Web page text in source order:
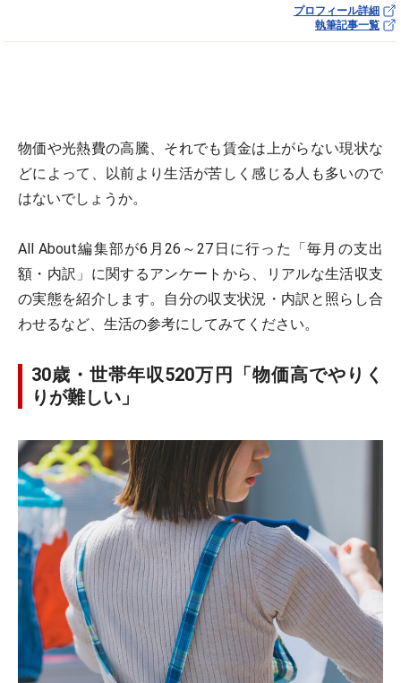
プロフィール詳細
執筆記事一覧
物価や光熱費の高騰、それでも賃金は上がらない現状な
どによって、以前より生活が苦しく感じる人も多いので
はないでしょうか。
All About編集部が6月26～27日に行った「毎月の支出
額・内訳」に関するアンケートから、リアルな生活収支
の実態を紹介します。自分の収支状況・内訳と照らし合
わせるなど、生活の参考にしてみてください。
30歳・世帯年収520万円「物価高でやりく
りが難しい」